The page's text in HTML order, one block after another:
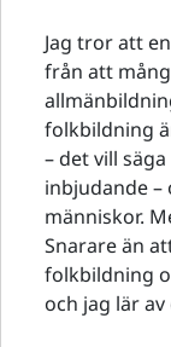
Jag tror att
från att
folkbildning
– det vill
inbjudande –
människor.
Snarare än
folkbildning
och jag lär av